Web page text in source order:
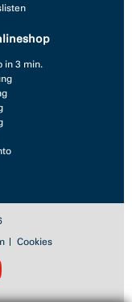
in 3 min.
Cookies